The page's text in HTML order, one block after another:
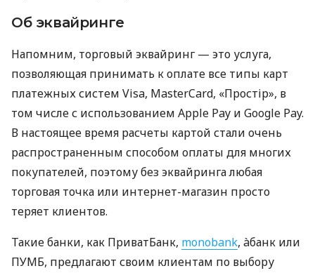
Об эквайринге
Напомним, торговый эквайринг — это услуга,
позволяющая принимать к оплате все типы карт
платежных систем Visa, MasterCard, «Простір», в
том числе с использованием Apple Pay и Google Pay.
В настоящее время расчеты картой стали очень
распространенным способом оплаты для многих
покупателей, поэтому без эквайринга любая
торговая точка или интернет-магазин просто
теряет клиентов.
Такие банки, как ПриватБанк, monobank, àбанк или
ПУМБ, предлагают своим клиентам по выбору